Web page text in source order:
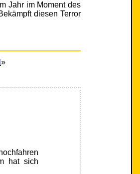
Jahr im Moment des
diesen Terror
»
hat sich